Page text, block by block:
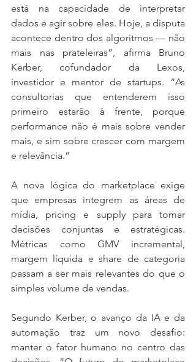
está na capacidade de interpretar
dados e agir sobre eles. Hoje, a disputa
acontece dentro dos algoritmos — não
mais nas prateleiras”, afirma Bruno
Kerber, cofundador da Lexos,
investidor e mentor de startups. “As
consultorias que entenderem isso
primeiro estarão à frente, porque
performance não é mais sobre vender
mais, e sim sobre crescer com margem
e relevância.”
A nova lógica do marketplace exige
que empresas integrem as áreas de
mídia, pricing e supply para tomar
decisões conjuntas e estratégicas.
Métricas como GMV incremental,
margem líquida e share de categoria
passam a ser mais relevantes do que o
simples volume de vendas.
Segundo Kerber, o avanço da IA e da
automação traz um novo desafio:
manter o fator humano no centro das